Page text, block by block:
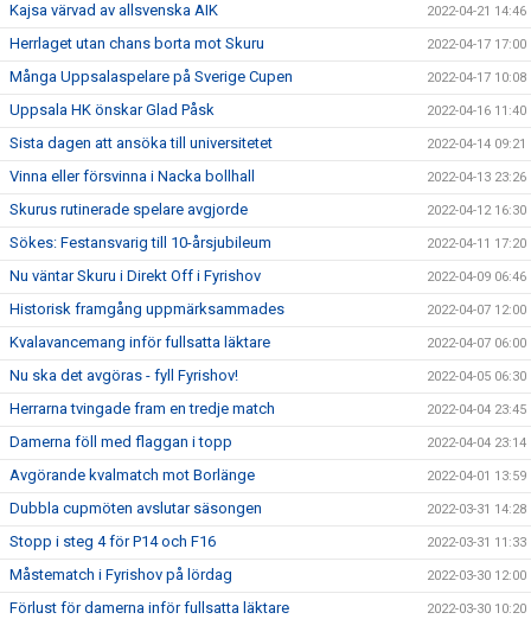
Kajsa värvad av allsvenska AIK 2022-04-21 14:46
Herrlaget utan chans borta mot Skuru 2022-04-17 17:00
Många Uppsalaspelare på Sverige Cupen 2022-04-17 10:08
Uppsala HK önskar Glad Påsk 2022-04-16 11:40
Sista dagen att ansöka till universitetet 2022-04-14 09:21
Vinna eller försvinna i Nacka bollhall 2022-04-13 23:26
Skurus rutinerade spelare avgjorde 2022-04-12 16:30
Sökes: Festansvarig till 10-årsjubileum 2022-04-11 17:20
Nu väntar Skuru i Direkt Off i Fyrishov 2022-04-09 06:46
Historisk framgång uppmärksammades 2022-04-07 12:00
Kvalavancemang inför fullsatta läktare 2022-04-07 06:00
Nu ska det avgöras - fyll Fyrishov! 2022-04-05 06:30
Herrarna tvingade fram en tredje match 2022-04-04 23:45
Damerna föll med flaggan i topp 2022-04-04 23:14
Avgörande kvalmatch mot Borlänge 2022-04-01 13:59
Dubbla cupmöten avslutar säsongen 2022-03-31 14:28
Stopp i steg 4 för P14 och F16 2022-03-31 11:33
Måstematch i Fyrishov på lördag 2022-03-30 12:00
Förlust för damerna inför fullsatta läktare 2022-03-30 10:20